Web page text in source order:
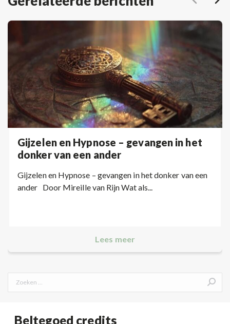
Gijzelen en Hypnose – gevangen in het
donker van een ander
Gijzelen en Hypnose – gevangen in het donker van een
ander Door Mireille van Rijn Wat als...
Lees meer
Search:
Beltegoed credits